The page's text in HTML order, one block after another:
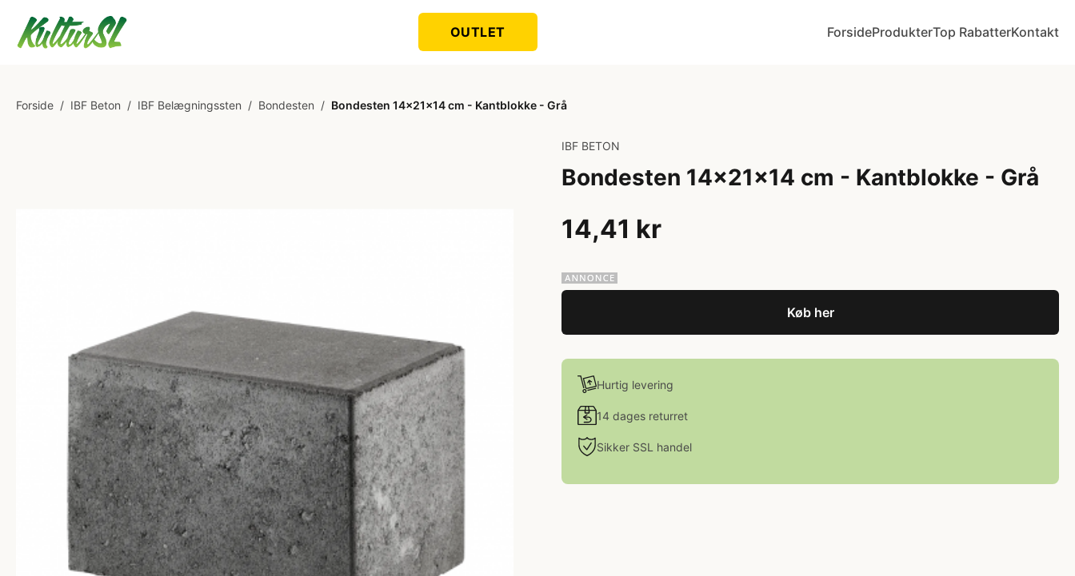
OUTLET ForsideProdukterTop RabatterKontakt
Forside / IBF Beton / IBF Belægningssten / Bondesten / Bondesten 14x21x14 cm - Kantblokke - Grå
IBF BETON
Bondesten 14x21x14 cm - Kantblokke - Grå
14,41 kr
Køb her
Hurtig levering
14 dages returret
Sikker SSL handel